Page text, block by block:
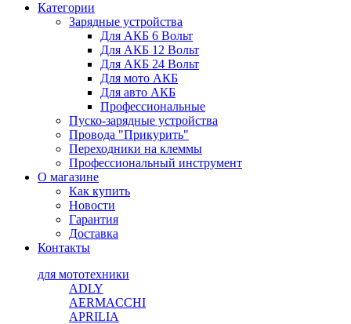
Категории
Зарядные устройства
Для АКБ 6 Вольт
Для АКБ 12 Вольт
Для АКБ 24 Вольт
Для мото АКБ
Для авто АКБ
Профессиональные
Пуско-зарядные устройства
Провода "Прикурить"
Переходники на клеммы
Профессиональный инструмент
О магазине
Как купить
Новости
Гарантия
Доставка
Контакты
для мототехники
ADLY
AERMACCHI
APRILIA